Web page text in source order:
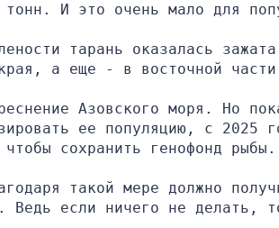
И это очень мало для
тарань оказалась
а еще - в восточной части
Азовского моря. Но
ее популяцию, с 2025
сохранить генофонд рыбы.
такой мере должно
Ведь если ничего не делать,